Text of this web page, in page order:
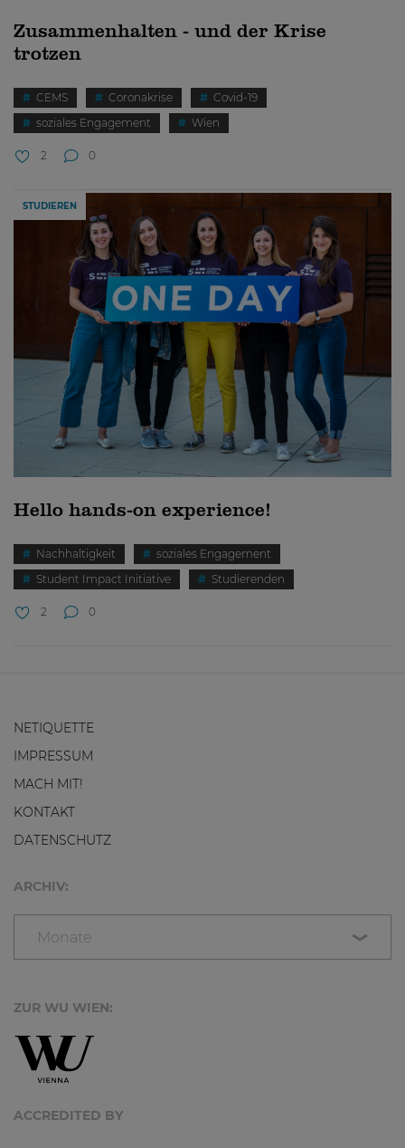
Zusammenhalten - und der Krise
trotzen
CEMS Coronakrise
Covid-19
soziales Engagement
Wien
2 0
STUDIEREN
Hello hands-on experience!
Nachhaltigkeit
soziales Engagement
Student Impact Initiative
Studierenden
2 0
NETIQUETTE
IMPRESSUM
MACH MIT!
KONTAKT
DATENSCHUTZ
ARCHIV:
Monate
ZUR WU WIEN:
ACCREDITED BY